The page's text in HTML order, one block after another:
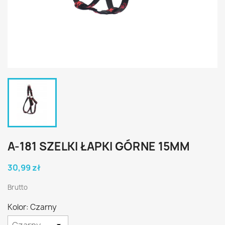
A-181 SZELKI ŁAPKI GÓRNE 15MM
30,99 zł
Brutto
Kolor: Czarny